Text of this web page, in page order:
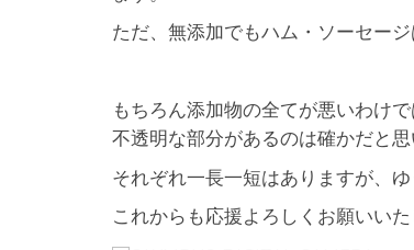
ただ、無添加でもハム・ソーセージ
もちろん添加物の全てが悪いわけ
不透明な部分があるのは確かだと思
それぞれ一長一短はありますが、
これからも応援よろしくお願いいた